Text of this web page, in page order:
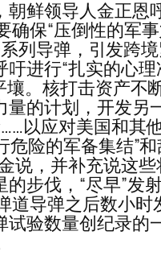
鲜领导人金正
保“压倒性的军
列导弹，引发跨
进行“扎实的心
。核打击资产不
的计划，开发另
以应对美国和其
险的军备集结”
，并补充说这
步伐，“尽早”发
导弹之后数小
验数量创纪录